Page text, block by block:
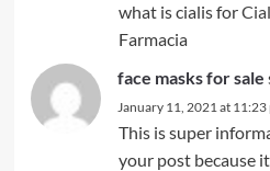
what is cialis for
Farmacia
face masks for sale
January 11, 2021 at 11:23
This is super
your post because